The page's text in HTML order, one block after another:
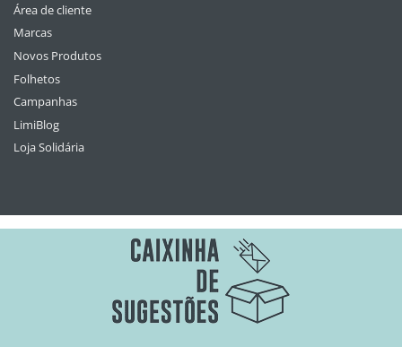
Área de cliente
Marcas
Novos Produtos
Folhetos
Campanhas
LimiBlog
Loja Solidária